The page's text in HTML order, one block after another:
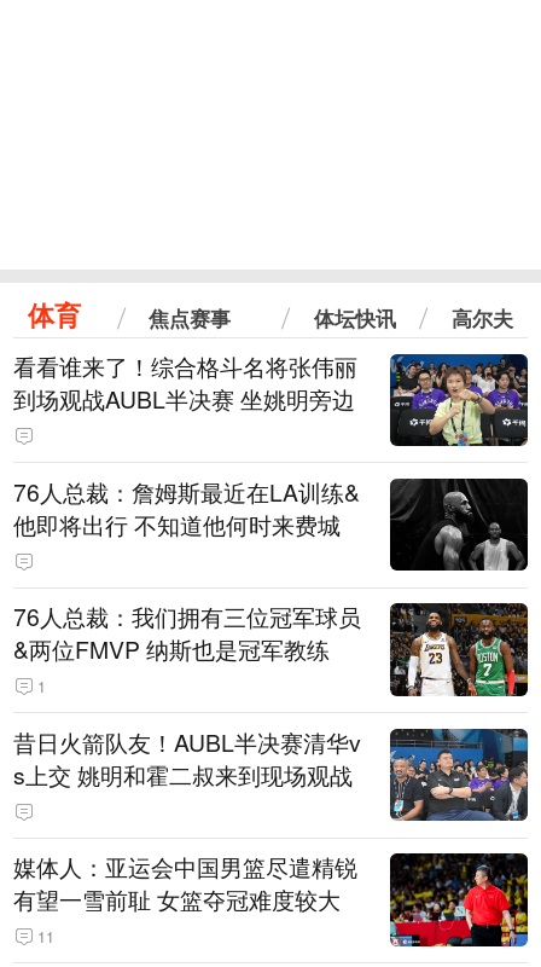
体育 焦点赛事 体坛快讯 高尔夫
看看谁来了！综合格斗名将张伟丽
到场观战AUBL半决赛 坐姚明旁边
76人总裁：詹姆斯最近在LA训练&
他即将出行 不知道他何时来费城
76人总裁：我们拥有三位冠军球员
&两位FMVP 纳斯也是冠军教练
1
昔日火箭队友！AUBL半决赛清华v
s上交 姚明和霍二叔来到现场观战
媒体人：亚运会中国男篮尽遣精锐
有望一雪前耻 女篮夺冠难度较大
11